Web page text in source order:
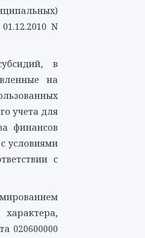
N
в
на
учета для
финансов
условиями
с
020600000